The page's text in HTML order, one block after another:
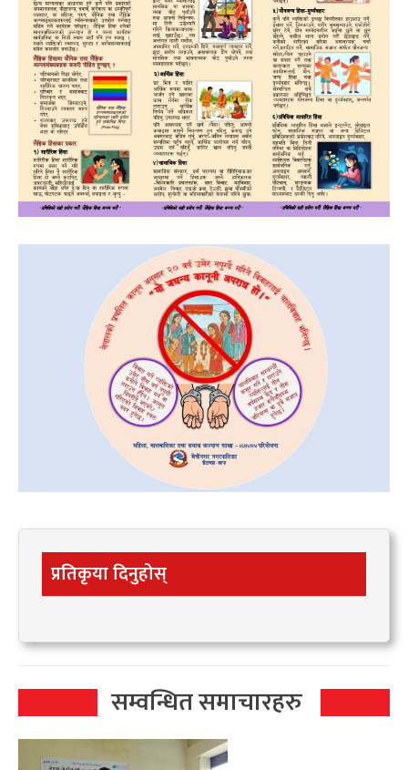
प्रतिकृया दिनुहोस्
सम्वन्धित समाचारहरु